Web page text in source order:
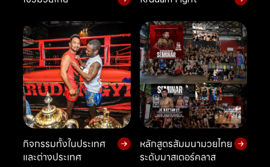
กิจกรรมทั้งในประเทศ
และต่างประเทศ
หลักสูตรสัมมนามวยไทย
ระดับมาสเตอร์คลาส